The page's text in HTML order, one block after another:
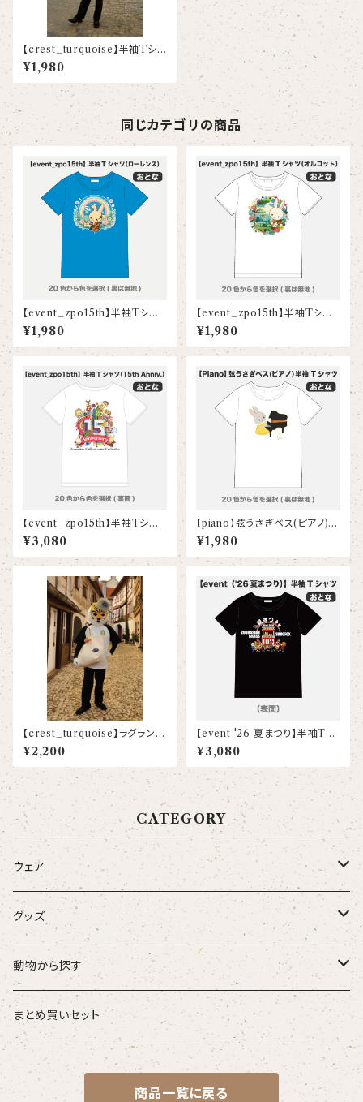
【crest_turquoise】半袖Tシャ
ツ(大人)
¥1,980
同じカテゴリの商品
【event_zpo15th】半袖Tシャ
ツ（ローレンス）(大人)
¥1,980
【event_zpo15th】半袖Tシャ
ツ（オルコット）(大人)
¥1,980
【event_zpo15th】半袖Tシャ
ツ（15th Anniv.）(大人)
¥3,080
【piano】弦うさぎベス(ピアノ)
半袖Tシャツ(大人)
¥1,980
【crest_turquoise】ラグランス
リーブTシャツ
¥2,200
【event '26 夏まつり】半袖Tシ
ャツ(大人)
¥3,080
CATEGORY
ウェア
大人
こども
ベビー
スタイ
Tシャツ（半袖）
グッズ
タオル・ハンカチ
ポーチ
トートバッグ
動物から探す
ズーラシアンブラス
オカピ
弦うさぎ
まとめ買いセット
商品一覧に戻る